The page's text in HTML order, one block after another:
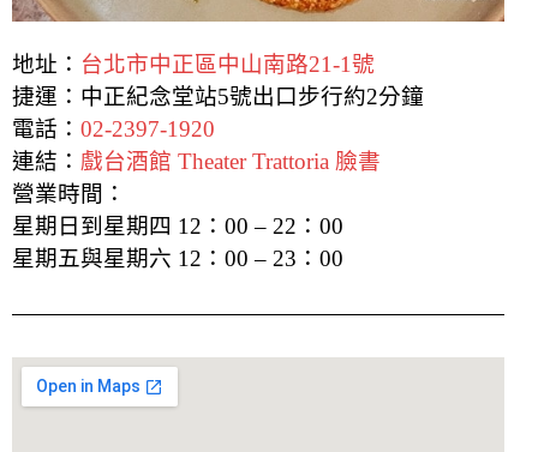
地址： 台北市中正區中山南路21-1號
捷運：中正紀念堂站5號出口步行約2分鐘
電話： 02-2397-1920
連結： 戲台酒館 Theater Trattoria 臉書
營業時間：
星期日到星期四 12：00 – 22：00
星期五與星期六 12：00 – 23：00